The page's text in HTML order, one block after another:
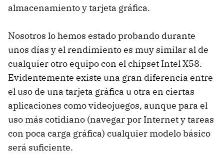
almacenamiento y tarjeta gráfica.
Nosotros lo hemos estado probando durante
unos días y el rendimiento es muy similar al de
cualquier otro equipo con el chipset Intel X58.
Evidentemente existe una gran diferencia entre
el uso de una tarjeta gráfica u otra en ciertas
aplicaciones como videojuegos, aunque para el
uso más cotidiano (navegar por Internet y tareas
con poca carga gráfica) cualquier modelo básico
será suficiente.